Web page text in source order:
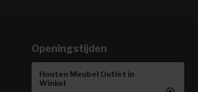
Openingstijden
Houten Meubel Outlet in
Winkel